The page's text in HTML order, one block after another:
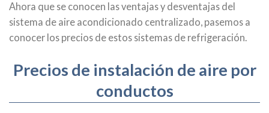
Ahora que se conocen las ventajas y desventajas del
sistema de aire acondicionado centralizado, pasemos a
conocer los precios de estos sistemas de refrigeración.
Precios de instalación de aire por
conductos